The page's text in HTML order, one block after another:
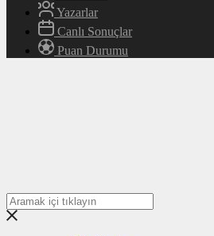
Yazarlar
Canlı Sonuçlar
Puan Durumu